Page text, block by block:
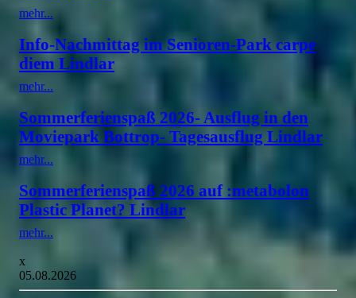
mehr...
Info-Nachmittag im Senioren-Park carpe
diem Lindlar
mehr...
Sommerferienspaß 2026- Ausflug in den
Moviepark Bottrop- Tagesausflug Lindlar
mehr...
Sommerferienspaß 2026 auf :metabolon
Plastic Planet? Lindlar
mehr...
x
05.08.2026